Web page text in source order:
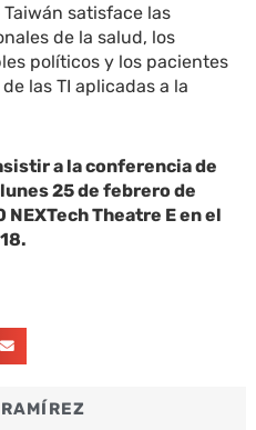
satisface las
de la salud, los
políticos y los pacientes
las TI aplicadas a la
a la conferencia de
25 de febrero de
Theatre E en el